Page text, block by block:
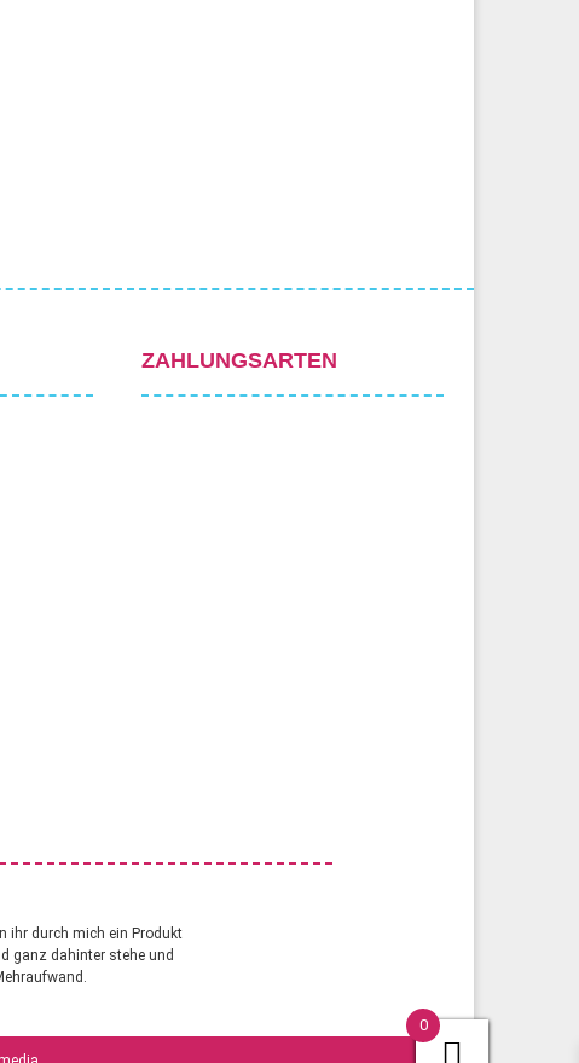
ZAHLUNGSARTEN
ihr durch mich ein Produkt
ganz dahinter stehe und
0